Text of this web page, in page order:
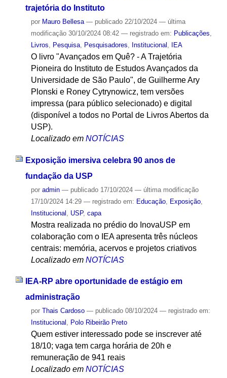
trajetória do Instituto
por Mauro Bellesa — publicado22/10/2024 — última
modificação30/10/2024 08:42 — registrado em: Publicações,
Livros, Pesquisa, Pesquisadores, Institucional , IEA
O livro "Avançados em Quê? - A Trajetória
Pioneira do Instituto de Estudos Avançados da
Universidade de São Paulo", de Guilherme Ary
Plonski e Roney Cytrynowicz, tem versões
impressa (para público selecionado) e digital
(disponível a todos no Portal de Livros Abertos da
USP).
Localizado em NOTÍCIAS
Exposição imersiva celebra 90 anos de
fundação da USP
por admin — publicado17/10/2024 — última modificação
17/10/2024 14:29 — registrado em: Educação, Exposição,
Institucional
USP, capa
Mostra realizada no prédio do InovaUSP em
colaboração com o IEA apresenta três núcleos
centrais: memória, acervos e projetos criativos
Localizado em NOTÍCIAS
IEA-RP abre oportunidade de estágio em
administração
por Thais Cardoso — publicado08/10/2024 — registrado em:
Institucional , Polo Ribeirão Preto
Quem estiver interessado pode se inscrever até
18/10; vaga tem carga horária de 20h e
remuneração de 941 reais
Localizado em NOTÍCIAS